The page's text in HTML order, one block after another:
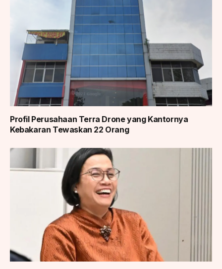
Profil Perusahaan Terra Drone yang Kantornya
Kebakaran Tewaskan 22 Orang